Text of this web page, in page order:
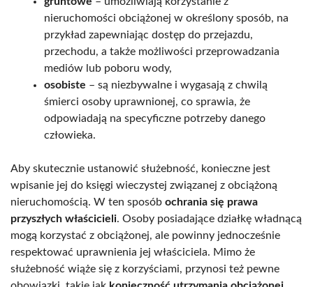
nieruchomości obciążonej w określony sposób, na
przykład zapewniając dostęp do przejazdu,
przechodu, a także możliwości przeprowadzania
mediów lub poboru wody,
osobiste – są niezbywalne i wygasają z chwilą
śmierci osoby uprawnionej, co sprawia, że
odpowiadają na specyficzne potrzeby danego
człowieka.
Aby skutecznie ustanowić służebność, konieczne jest
wpisanie jej do księgi wieczystej związanej z obciążoną
nieruchomością. W ten sposób ochrania się prawa
przyszłych właścicieli. Osoby posiadające działkę władnącą
mogą korzystać z obciążonej, ale powinny jednocześnie
respektować uprawnienia jej właściciela. Mimo że
służebność wiąże się z korzyściami, przynosi też pewne